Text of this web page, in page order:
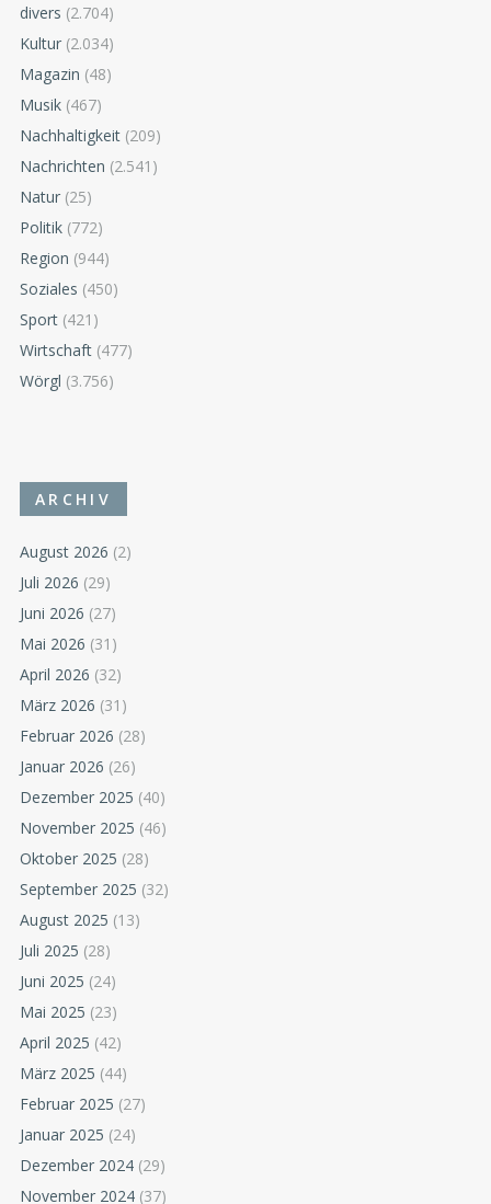
divers (2.704)
Kultur (2.034)
Magazin (48)
Musik (467)
Nachhaltigkeit (209)
Nachrichten (2.541)
Natur (25)
Politik (772)
Region (944)
Soziales (450)
Sport (421)
Wirtschaft (477)
Wörgl (3.756)
ARCHIV
August 2026 (2)
Juli 2026 (29)
Juni 2026 (27)
Mai 2026 (31)
April 2026 (32)
März 2026 (31)
Februar 2026 (28)
Januar 2026 (26)
Dezember 2025 (40)
November 2025 (46)
Oktober 2025 (28)
September 2025 (32)
August 2025 (13)
Juli 2025 (28)
Juni 2025 (24)
Mai 2025 (23)
April 2025 (42)
März 2025 (44)
Februar 2025 (27)
Januar 2025 (24)
Dezember 2024 (29)
November 2024 (37)